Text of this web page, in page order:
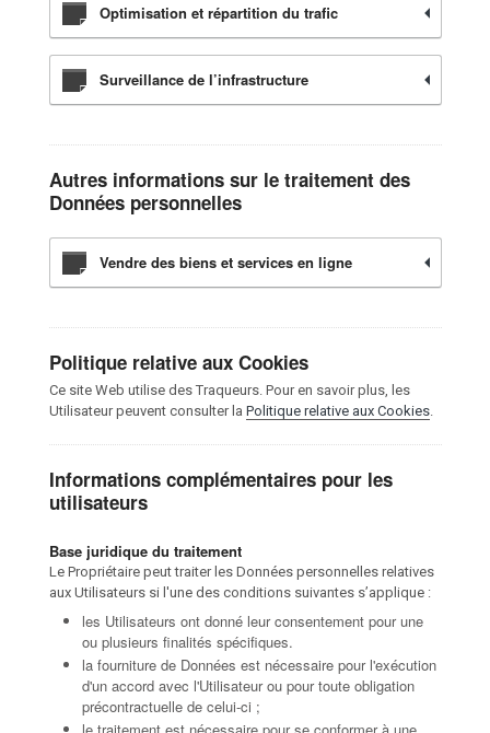
Optimisation et répartition du trafic
Surveillance de l’infrastructure
Autres informations sur le traitement des
Données personnelles
Vendre des biens et services en ligne
Politique relative aux Cookies
Ce site Web utilise des Traqueurs. Pour en savoir plus, les
Utilisateur peuvent consulter la Politique relative aux Cookies.
Informations complémentaires pour les
utilisateurs
Base juridique du traitement
Le Propriétaire peut traiter les Données personnelles relatives
aux Utilisateurs si l'une des conditions suivantes s’applique :
les Utilisateurs ont donné leur consentement pour une
ou plusieurs finalités spécifiques.
la fourniture de Données est nécessaire pour l'exécution
d'un accord avec l'Utilisateur ou pour toute obligation
précontractuelle de celui-ci ;
le traitement est nécessaire pour se conformer à une